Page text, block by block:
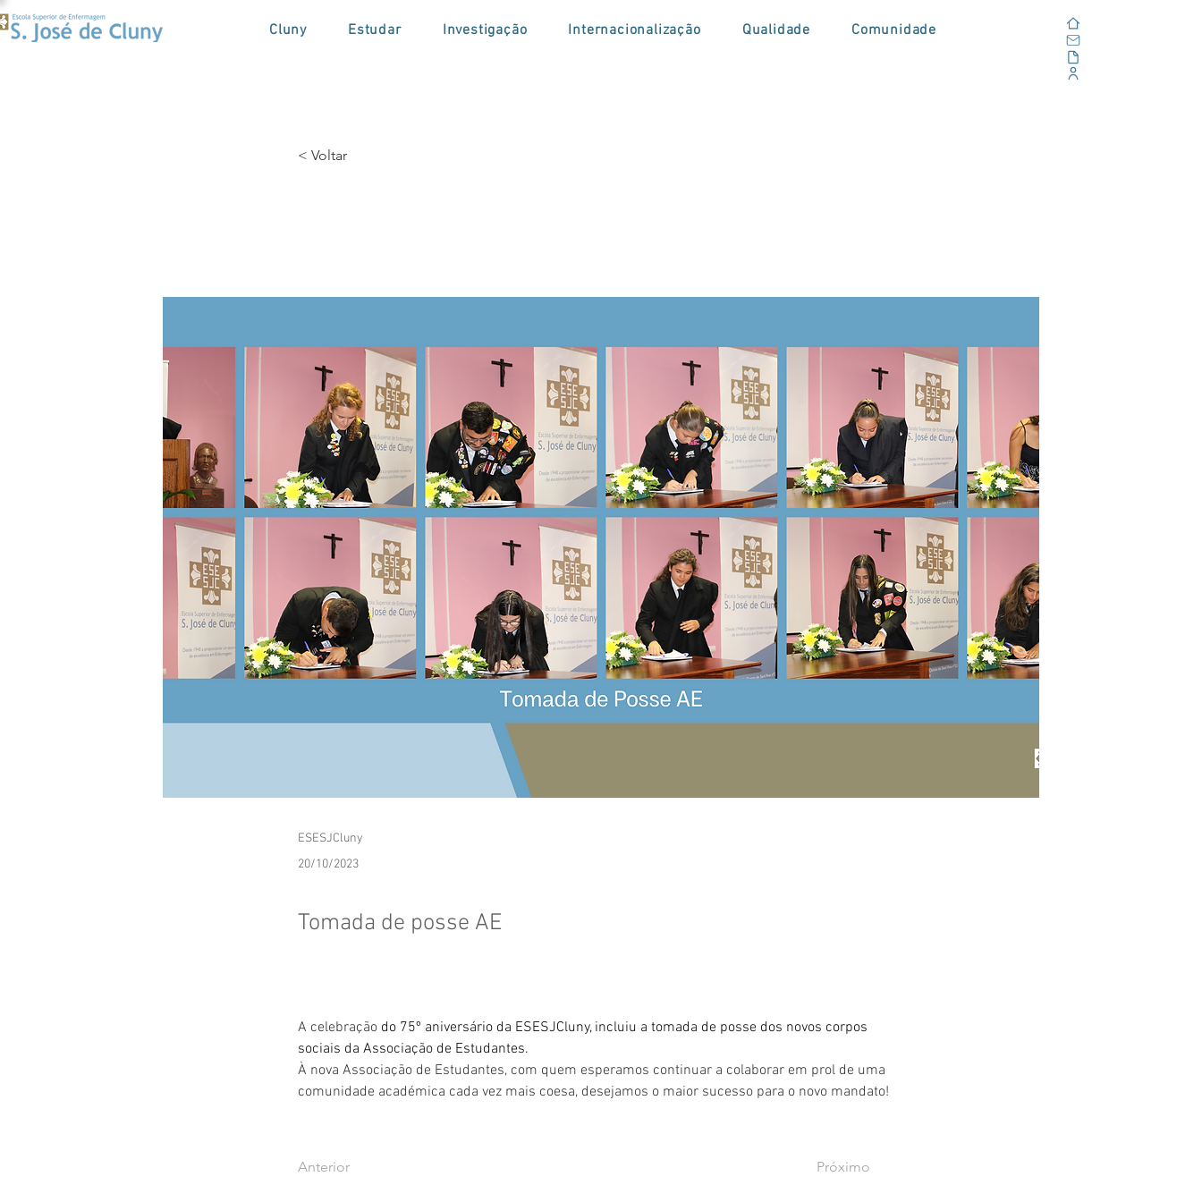
Cluny Estudar Investigação Internacionalização Qualidade Comunidade
< Voltar
ESESJCluny
20/10/2023
Tomada de posse AE
A celebração do 75º aniversário da ESESJCluny, incluiu a tomada de posse dos novos corpos
sociais da Associação de Estudantes.
À nova Associação de Estudantes, com quem esperamos continuar a colaborar em prol de uma
comunidade académica cada vez mais coesa, desejamos o maior sucesso para o novo mandato!
Anterior Próximo